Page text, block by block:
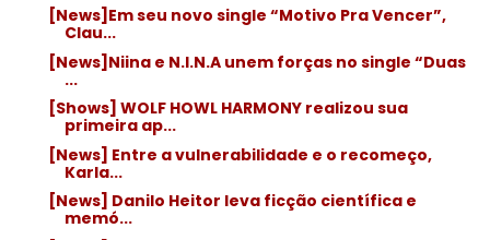
[News]Em seu novo single “Motivo Pra Vencer”,
Clau...
[News]Niina e N.I.N.A unem forças no single “Duas
...
[Shows] WOLF HOWL HARMONY realizou sua
primeira ap...
[News] Entre a vulnerabilidade e o recomeço,
Karla...
[News] Danilo Heitor leva ficção científica e
memó...